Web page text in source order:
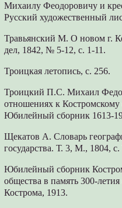
Михаилу Феодоровичу и
Русский художественный
Травьянский М. О новом г.
дел, 1842, № 5-12, с. 1-11.
Троицкая летопись, с. 256.
Троицкий П.С. Михаил
отношениях к
Юбилейный сборник 1613-
Щекатов А. Словарь
государства. Т. 3, М., 1804,
Юбилейный сборник
общества в память 300-
Кострома, 1913.